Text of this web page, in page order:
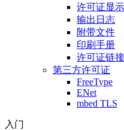
许可证显示
输出日志
附带文件
印刷手册
许可证链接
第三方许可证
FreeType
ENet
mbed TLS
入门